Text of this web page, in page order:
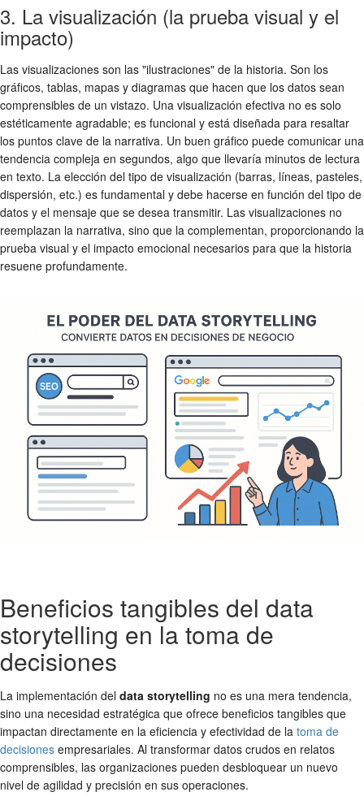
3. La visualización (la prueba visual y el
impacto)
Las visualizaciones son las "ilustraciones" de la historia. Son los
gráficos, tablas, mapas y diagramas que hacen que los datos sean
comprensibles de un vistazo. Una visualización efectiva no es solo
estéticamente agradable; es funcional y está diseñada para resaltar
los puntos clave de la narrativa. Un buen gráfico puede comunicar una
tendencia compleja en segundos, algo que llevaría minutos de lectura
en texto. La elección del tipo de visualización (barras, líneas, pasteles,
dispersión, etc.) es fundamental y debe hacerse en función del tipo de
datos y el mensaje que se desea transmitir. Las visualizaciones no
reemplazan la narrativa, sino que la complementan, proporcionando la
prueba visual y el impacto emocional necesarios para que la historia
resuene profundamente.
Beneficios tangibles del data
storytelling en la toma de
decisiones
La implementación del data storytelling no es una mera tendencia,
sino una necesidad estratégica que ofrece beneficios tangibles que
impactan directamente en la eficiencia y efectividad de la toma de
decisiones empresariales. Al transformar datos crudos en relatos
comprensibles, las organizaciones pueden desbloquear un nuevo
nivel de agilidad y precisión en sus operaciones.